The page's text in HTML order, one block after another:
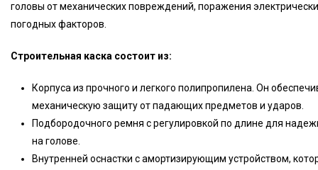
головы от механических повреждений, поражения
погодных факторов.
Строительная каска состоит из:
Корпуса из прочного и легкого полипропилена. Он
механическую защиту от падающих предметов и ударов.
Подбородочного ремня с регулировкой по длине для
на голове.
Внутренней оснастки с амортизирующим устройством,